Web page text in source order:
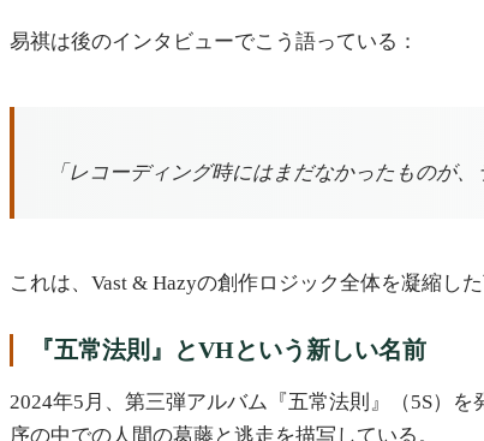
易祺は後のインタビューでこう語っている：
「レコーディング時にはまだなかったものが
これは、Vast & Hazyの創作ロジック全体を凝縮し
『五常法則』とVHという新しい名前
2024年5月、第三弾アルバム『五常法則』（5S）
序の中での人間の葛藤と逃走を描写している。